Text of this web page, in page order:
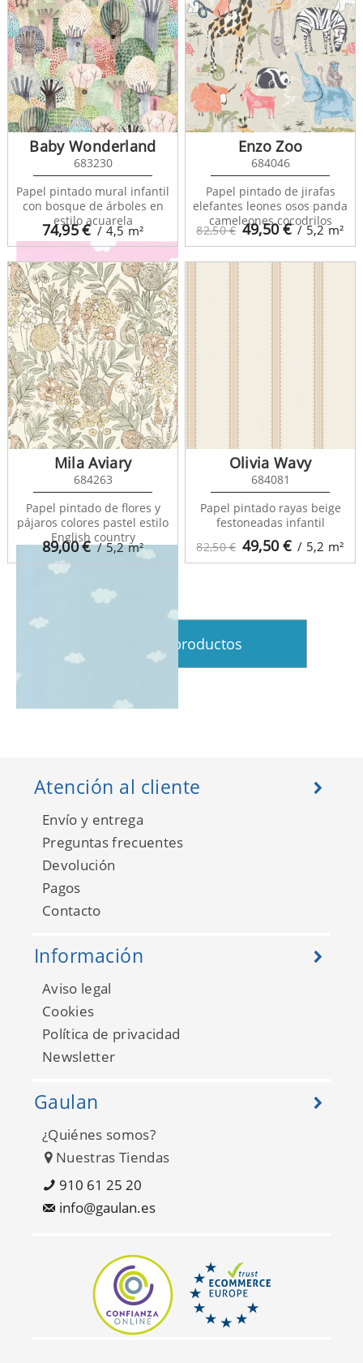
Rose And Nino 29751296
Rose And Nino 29755132
Rose And Nino 29756549
74,95€ / 4,5m²
Baby Wonderland
683230
Papel pintado mural infantil
con bosque de árboles en
estilo acuarela
82,50 € 49,50€ / 5,2m²
Enzo Zoo
684046
Papel pintado de jirafas
elefantes leones osos panda
cameleones cocodrilos
89,00€ / 5,2m²
Mila Aviary
684263
Papel pintado de flores y
pájaros colores pastel estilo
English country
82,50 € 49,50€ / 5,2 m²
Olivia Wavy
684081
Papel pintado rayas beige
festoneadas infantil
Ver más productos
Atención al cliente
Envío y entrega
Preguntas frecuentes
Devolución
Pagos
Contacto
Información
Aviso legal
Cookies
Política de privacidad
Newsletter
Gaulan
¿Quiénes somos?
Nuestras Tiendas
910 61 25 20
info@gaulan.es